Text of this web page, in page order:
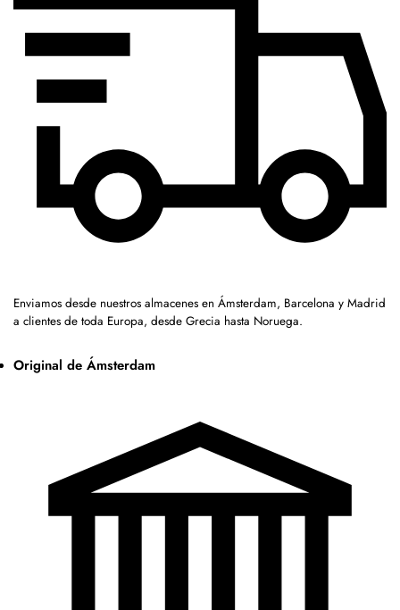
Enviamos desde nuestros almacenes en Ámsterdam, Barcelona y Madrid
a clientes de toda Europa, desde Grecia hasta Noruega.
Original de Ámsterdam